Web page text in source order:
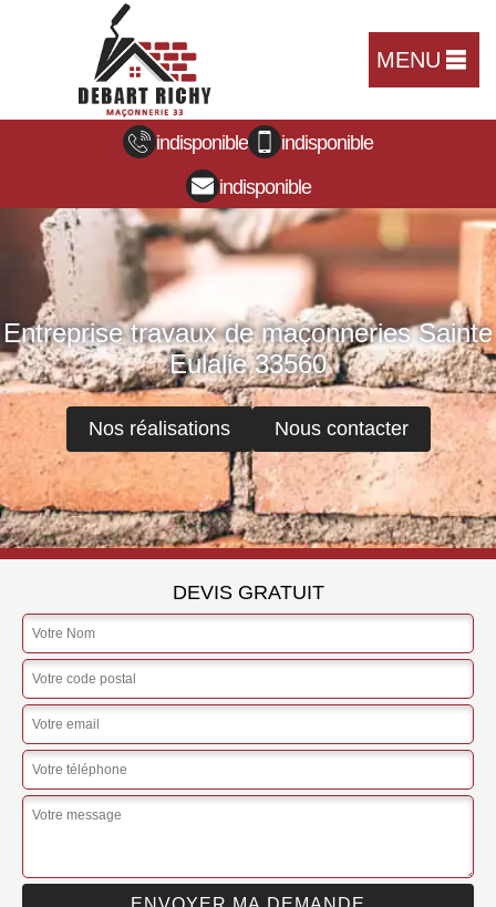
MENU
indisponible
indisponible
indisponible
Entreprise travaux de maçonneries Sainte
Eulalie 33560
Nos réalisations Nous contacter
DEVIS GRATUIT